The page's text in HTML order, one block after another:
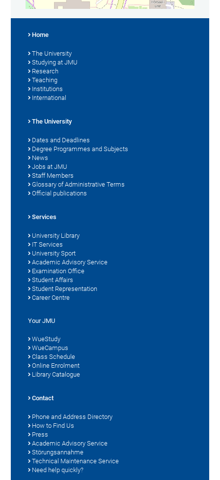
Home
The University
Studying at JMU
Research
Teaching
Institutions
International
The University
Dates and Deadlines
Degree Programmes and Subjects
News
Jobs at JMU
Staff Members
Glossary of Administrative Terms
Official publications
Services
University Library
IT Services
University Sport
Academic Advisory Service
Examination Office
Student Affairs
Student Representation
Career Centre
Your JMU
WueStudy
WueCampus
Class Schedule
Online Enrolment
Library Catalogue
Contact
Phone and Address Directory
How to Find Us
Press
Academic Advisory Service
Störungsannahme
Technical Maintenance Service
Need help quickly?